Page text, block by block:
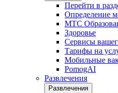
Перейти в
Определение
МТС
Здоровье
Сервисы
Тарифы на
Мобильные
PomogAI
Развлечения
Развлечения